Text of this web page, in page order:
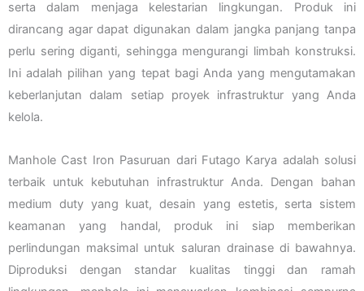
serta dalam menjaga kelestarian lingkungan. Produk ini
dirancang agar dapat digunakan dalam jangka panjang tanpa
perlu sering diganti, sehingga mengurangi limbah konstruksi.
Ini adalah pilihan yang tepat bagi Anda yang mengutamakan
keberlanjutan dalam setiap proyek infrastruktur yang Anda
kelola.
Manhole Cast Iron Pasuruan dari Futago Karya adalah solusi
terbaik untuk kebutuhan infrastruktur Anda. Dengan bahan
medium duty yang kuat, desain yang estetis, serta sistem
keamanan yang handal, produk ini siap memberikan
perlindungan maksimal untuk saluran drainase di bawahnya.
Diproduksi dengan standar kualitas tinggi dan ramah